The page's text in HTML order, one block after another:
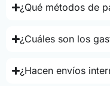
¿Qué métodos de
¿Cuáles son los
¿Hacen envíos